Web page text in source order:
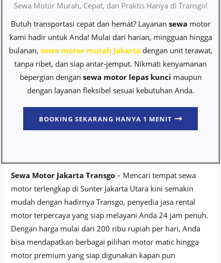
Sewa Motor Murah, Cepat, dan Praktis Hanya di Transgo!
Butuh transportasi cepat dan hemat? Layanan sewa motor
kami hadir untuk Anda! Mulai dari harian, mingguan hingga
bulanan, sewa motor murah Jakarta dengan unit terawat,
tanpa ribet, dan siap antar-jemput. Nikmati kenyamanan
bepergian dengan sewa motor lepas kunci maupun
dengan layanan fleksibel sesuai kebutuhan Anda.
BOOKING SEKARANG HANYA 1 MENIT
Sewa Motor Jakarta Transgo– Mencari tempat sewa
motor terlengkap di Sunter Jakarta Utara kini semakin
mudah dengan hadirnya Transgo, penyedia jasa rental
motor terpercaya yang siap melayani Anda 24 jam penuh.
Dengan harga mulai dari 200 ribu rupiah per hari, Anda
bisa mendapatkan berbagai pilihan motor matic hingga
motor premium yang siap digunakan kapan pun